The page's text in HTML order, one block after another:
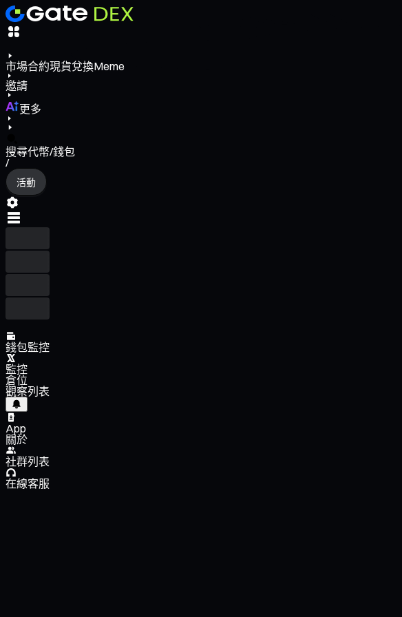
市場合約現貨兌換Meme
邀請
更多
搜尋代幣/錢包
/
活動
錢包監控
監控
倉位
觀察列表
App
關於
社群列表
在線客服